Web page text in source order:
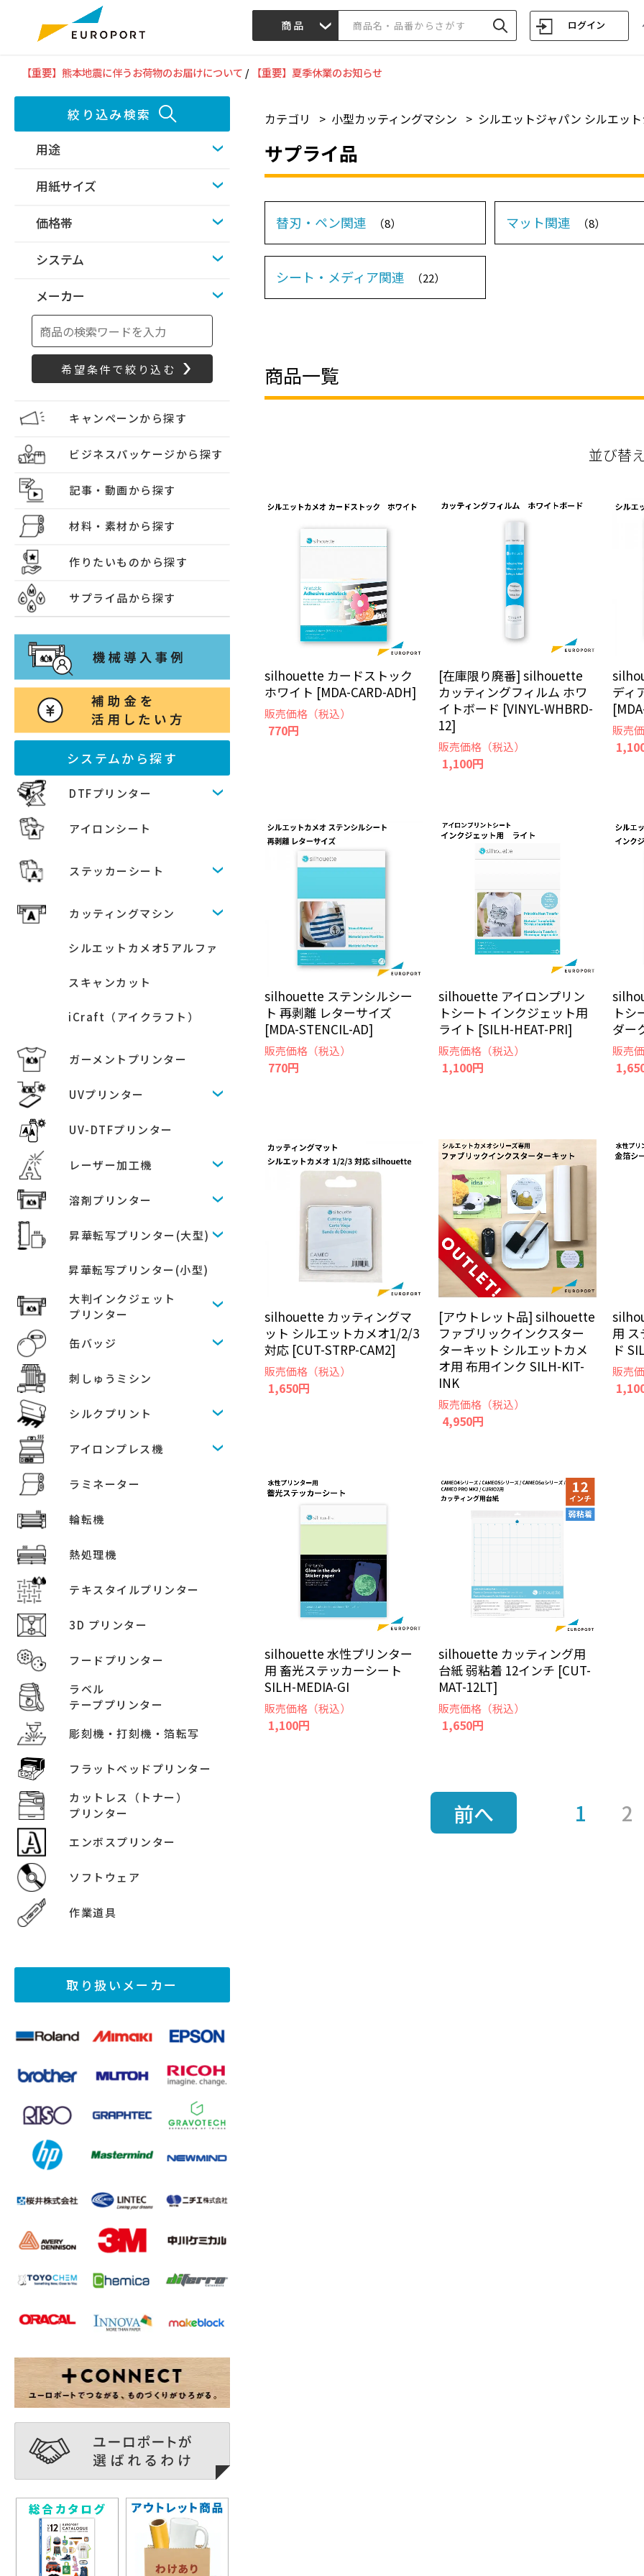
商品 ログイン
【重要】熊本地震に伴うお荷物のお届けについて / 【重要】夏季休業のお知らせ
絞り込み検索
用途
用紙サイズ
価格帯
システム
メーカー
キャンペーンから探す
ビジネスパッケージから探す
記事・動画から探す
材料・素材から探す
作りたいものから探す
サプライ品から探す
システムから探す
DTFプリンター
アイロンシート
ステッカーシート
カッティングマシン
シルエットカメオ5アルファ
スキャンカット
iCraft（アイクラフト）
ガーメントプリンター
UVプリンター
UV-DTFプリンター
レーザー加工機
溶剤プリンター
昇華転写プリンター(大型)
昇華転写プリンター(小型)
大判インクジェット
プリンター
缶バッジ
刺しゅうミシン
シルクプリント
アイロンプレス機
ラミネーター
輪転機
熱処理機
テキスタイルプリンター
3D プリンター
フードプリンター
ラベル
テーププリンター
彫刻機・打刻機・箔転写
フラットベッドプリンター
カットレス（トナー）
プリンター
エンボスプリンター
ソフトウェア
作業道具
取り扱いメーカー
カテゴリ > 小型カッティングマシン > シルエットジャパン シルエッ
サプライ品
替刃・ペン関連 （8） マット関連 （8）
シート・メディア関連 （22）
商品一覧
並び替
silhouette カードストック
ホワイト [MDA-CARD-ADH]
販売価格（税込）
770円
[在庫限り廃番] silhouette
カッティングフィルム ホワ
イトボード [VINYL-WHBRD-
12]
販売価格（税込）
1,100円
ディ
販売
silhouette ステンシルシー
ト 再剥離 レターサイズ
[MDA-STENCIL-AD]
販売価格（税込）
770円
silhouette アイロンプリン
トシート インクジェット用
ライト [SILH-HEAT-PRI]
販売価格（税込）
1,100円
トシ
ダー
販売
silhouette カッティングマ
ット シルエットカメオ1/2/3
対応 [CUT-STRP-CAM2]
販売価格（税込）
1,650円
[アウトレット品] silhouette
ファブリックインクスター
ターキット シルエットカメ
オ用 布用インク SILH-KIT-
INK
販売価格（税込）
4,950円
用
ド
販売
silhouette 水性プリンター
用 畜光ステッカーシート
SILH-MEDIA-GI
販売価格（税込）
1,100円
silhouette カッティング用
台紙 弱粘着 12インチ [CUT-
MAT-12LT]
販売価格（税込）
1,650円
前へ 1 2